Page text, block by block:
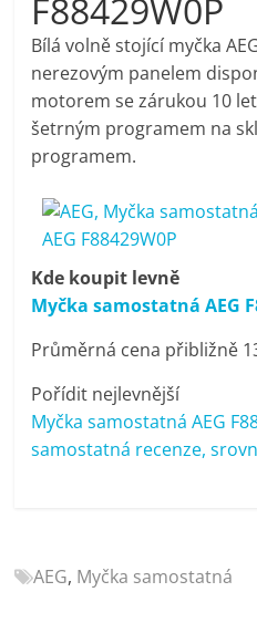
pračky,
televize,
notebooky,
mobilní
telefony,
kávovary,
bazény
Nejlepší
OK,
recenze,
F88429W0P
Bílá volně stojící myčka
nerezovým panelem
motorem se zárukou 10
šetrným programem na
programem.
Kde koupit levně
Myčka samostatná AEG
Průměrná cena přibližně
Pořídit nejlevnější
Myčka samostatná AEG
samostatná recenze,
AEG, Myčka samostatná